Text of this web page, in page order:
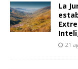
La
21